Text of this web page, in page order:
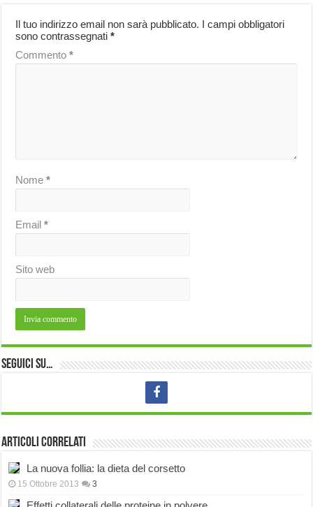
Il tuo indirizzo email non sarà pubblicato. I campi obbligatori
sono contrassegnati*
Commento*
Nome*
Email*
Sito web
Seguici su…
Articoli correlati
La nuova follia: la dieta del corsetto
15 Ottobre 2013 3